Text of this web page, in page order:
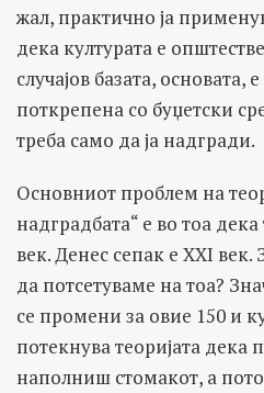
жал, практично ја
дека културата е
случајов базата, основата,
поткрепена со буџетски
треба само да ја надгради.
Основниот проблем на
надградбата“ е во тоа
век. Денес сепак е XXI
да потсетуваме на тоа?
се промени за овие 150 и
потекнува теоријата дека
наполниш стомакот, а